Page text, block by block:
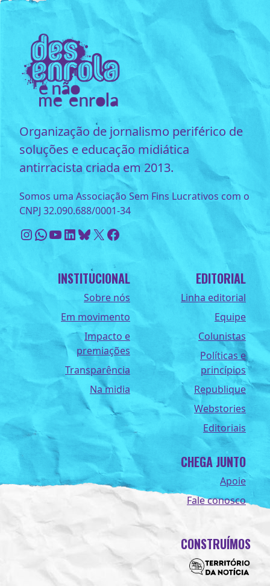
Organização de jornalismo periférico de
soluções e educação midiática
antirracista criada em 2013.
Somos uma Associação Sem Fins Lucrativos com o
CNPJ 32.090.688/0001-34
Instagram
WhatsApp
Youtube
LinkedIn
Bluesky
X Facebook
INSTITUCIONAL
Sobre nós
Em movimento
Impacto e
premiações
Transparência
Na midia
EDITORIAL
Linha editorial
Equipe
Colunistas
Políticas e
princípios
Republique
Webstories
Editoriais
CHEGA JUNTO
Apoie
Fale conosco
CONSTRUÍMOS